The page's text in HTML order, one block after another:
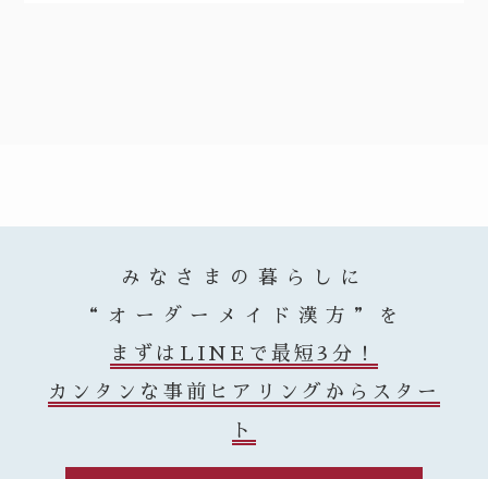
みなさまの暮らしに
“オーダーメイド漢方”を
まずはLINEで最短3分！
カンタンな事前ヒアリングからスター
ト